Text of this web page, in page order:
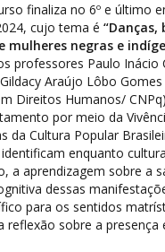
finaliza no 6º e último
cujo tema é “Danças,
mulheres negras e
professores Paulo Inácio
Araújo Lôbo Gomes
Direitos Humanos/
por meio da
da Cultura Popular
enquanto
a aprendizagem sobre a
dessas
para os sentidos
reflexão sobre a presença